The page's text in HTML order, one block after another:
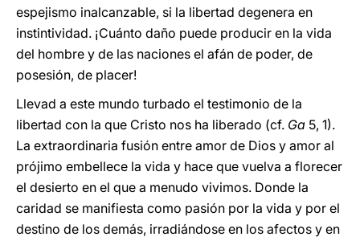
espejismo inalcanzable, si la libertad degenera en
instintividad. ¡Cuánto daño puede producir en la vida
del hombre y de las naciones el afán de poder, de
posesión, de placer!
Llevad a este mundo turbado el testimonio de la
libertad con la que Cristo nos ha liberado (cf. Ga 5, 1).
La extraordinaria fusión entre amor de Dios y amor al
prójimo embellece la vida y hace que vuelva a florecer
el desierto en el que a menudo vivimos. Donde la
caridad se manifiesta como pasión por la vida y por el
destino de los demás, irradiándose en los afectos y en